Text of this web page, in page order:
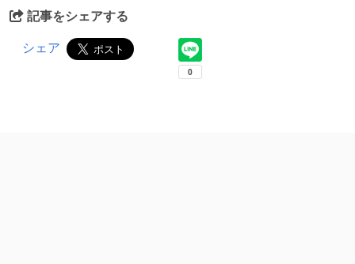
記事をシェアする
シェア